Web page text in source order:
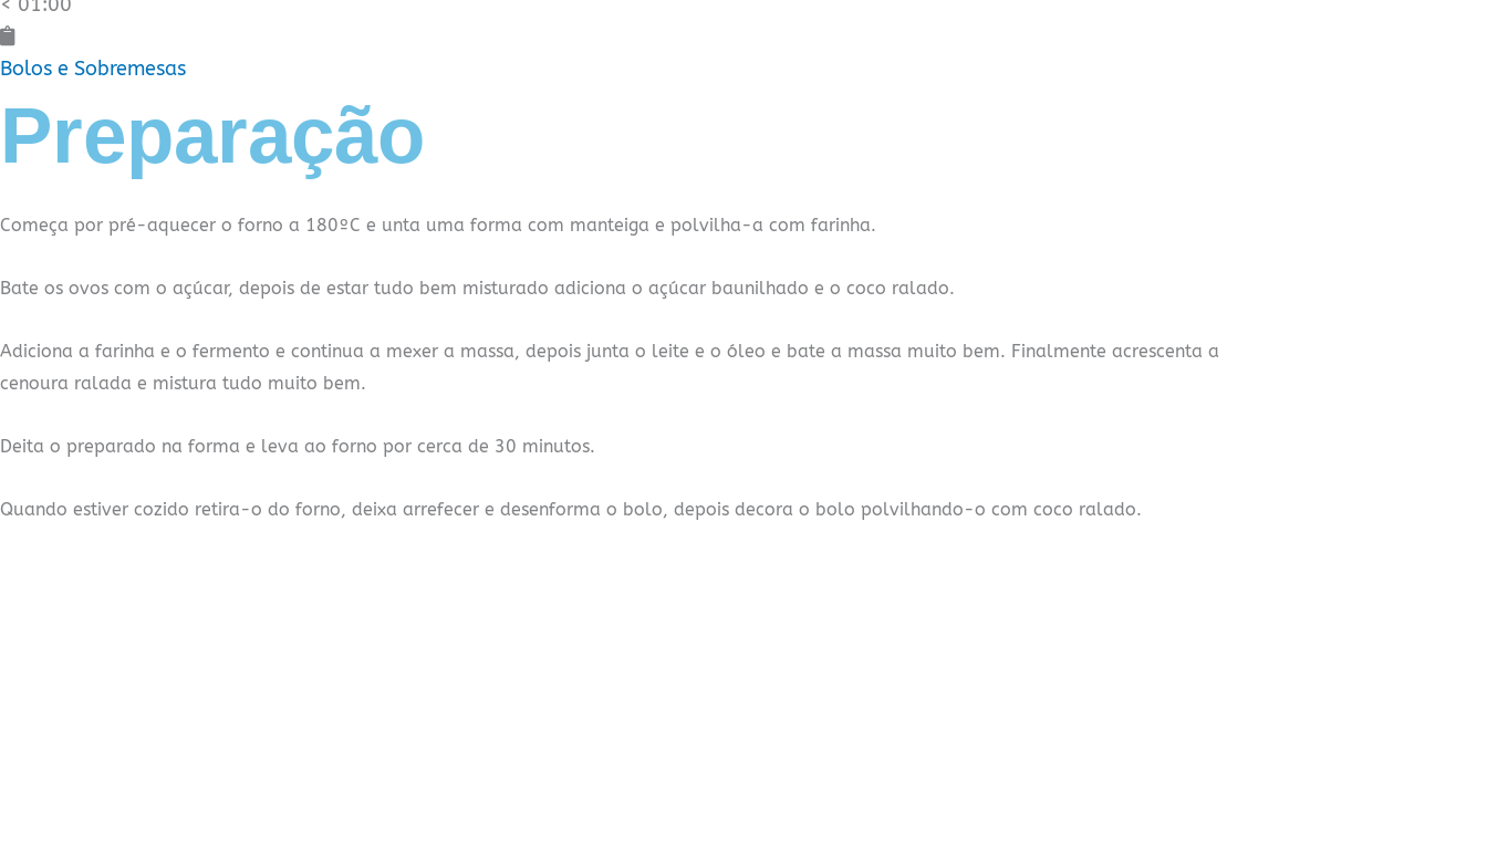
Bolos e Sobremesas
Preparação
Começa por pré-aquecer o forno a 180ºC e unta uma forma com manteiga e polvilha-a com farinha.
Bate os ovos com o açúcar, depois de estar tudo bem misturado adiciona o açúcar baunilhado e o coco ralado.
Adiciona a farinha e o fermento e continua a mexer a massa, depois junta o leite e o óleo e bate a massa muito bem. Finalmente acrescenta a
cenoura ralada e mistura tudo muito bem.
Deita o preparado na forma e leva ao forno por cerca de 30 minutos.
Quando estiver cozido retira-o do forno, deixa arrefecer e desenforma o bolo, depois decora o bolo polvilhando-o com coco ralado.